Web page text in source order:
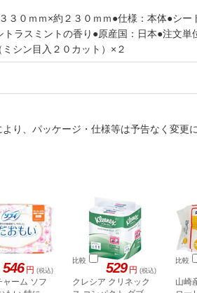
３０ｍｍ×約２３０ｍｍ●仕様：本体●シー
トラスミントの香り●原産国：日本●注文単
シン目入２０カット）×２
り、パッケージ・仕様等は予告なく変更
546 円 (税込)
ャーム ソフ
比較 529 円 (税込)
クレシア クリネック
比較
山崎